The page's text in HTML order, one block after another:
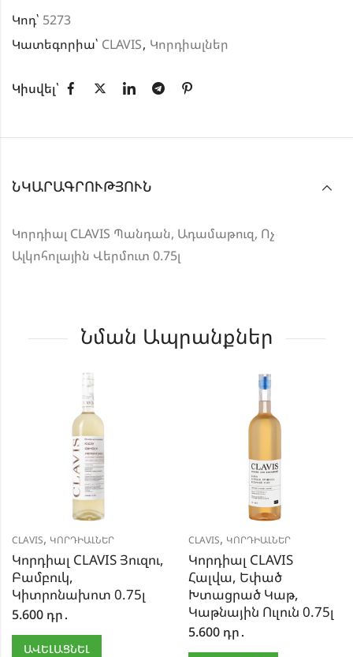
Կոդ՝ 5273
Կատեգորիա՝ CLAVIS, Կորդիալներ
Կիսվել՝
ՆԿԱՐԱԳՐՈՒԹՅՈՒՆ
Կորդիալ CLAVIS Պանդան, Ադամաթուզ, Ոչ
Ալկոհոլային Վերմուտ 0.75լ
Նման Ապրանքներ
CLAVIS, ԿՈՐԴԻԱԼՆԵՐ
Կորդիալ CLAVIS Յուզու,
Բամբուկ,
Կիտրոնախոտ 0.75լ
5.600 դր․
ԱՎԵԼԱՑՆԵԼ
CLAVIS, ԿՈՐԴԻԱԼՆԵՐ
Կորդիալ CLAVIS
Հալվա, Եփած
Խտացրած Կաթ,
Կաթնային Ուլուն 0.75լ
5.600 դր․